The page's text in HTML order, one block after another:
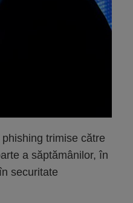
trimise către
a săptămânilor, în
securitate